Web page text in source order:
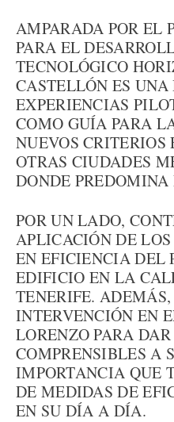
AMPARADA POR EL
PARA EL
TECNOLÓGICO
CASTELLÓN ES UNA
EXPERIENCIAS
COMO GUÍA PARA
NUEVOS CRITERIOS
OTRAS CIUDADES
DONDE
POR UN LADO,
APLICACIÓN DE
EN EFICIENCIA DEL
EDIFICIO EN LA
TENERIFE.
INTERVENCIÓN EN
LORENZO PARA
COMPRENSIBLES A
IMPORTANCIA QUE
DE MEDIDAS DE
EN SU DÍA A DÍA.